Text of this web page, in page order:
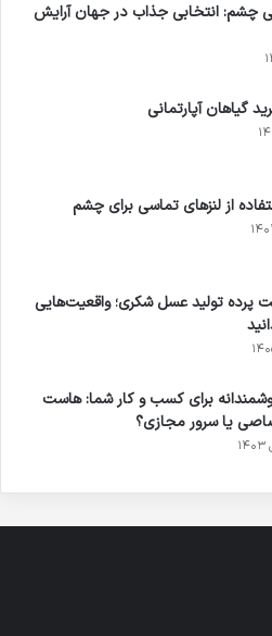
چشم: انتخابی جذاب در جهان آرایش
گیاهان آپارتمانی
از لنزهای تماسی برای چشم
پرده تولید عسل شکری؛ واقعیت‌هایی
برای کسب و کار شما: هاست
یا سرور مجازی؟